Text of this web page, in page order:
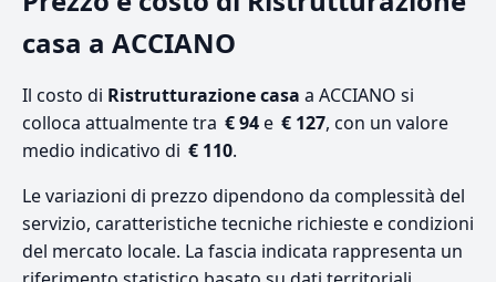
casa a ACCIANO
Il costo di Ristrutturazione casa a ACCIANO si
colloca attualmente tra € 94e € 127, con un valore
medio indicativo di € 110.
Le variazioni di prezzo dipendono da complessità del
servizio, caratteristiche tecniche richieste e condizioni
del mercato locale. La fascia indicata rappresenta un